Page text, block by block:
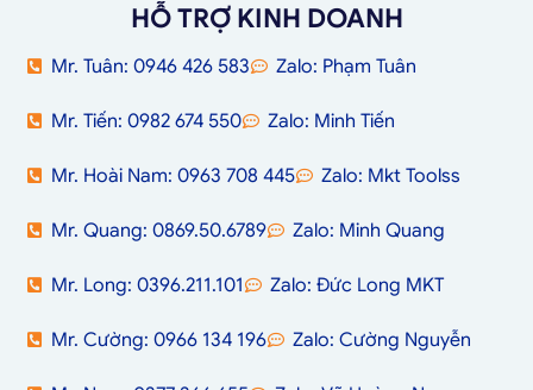
HỖ TRỢ KINH DOANH
Mr. Tuân: 0946 426 583 Zalo: Phạm Tuân
Mr. Tiến: 0982 674 550 Zalo: Minh Tiến
Mr. Hoài Nam: 0963 708 445 Zalo: Mkt Toolss
Mr. Quang: 0869.50.6789 Zalo: Minh Quang
Mr. Long: 0396.211.101 Zalo: Đức Long MKT
Mr. Cường: 0966 134 196 Zalo: Cường Nguyễn